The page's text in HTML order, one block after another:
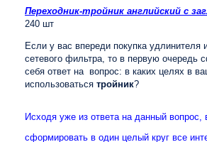
Переходник-тройник английский с
240 шт
Если у вас впереди покупка удлинителя
сетевого фильтра, то в первую очередь
себя ответ на вопрос: в каких целях в
использоваться тройник?
Исходя уже из ответа на данный
сформировать в один целый круг все